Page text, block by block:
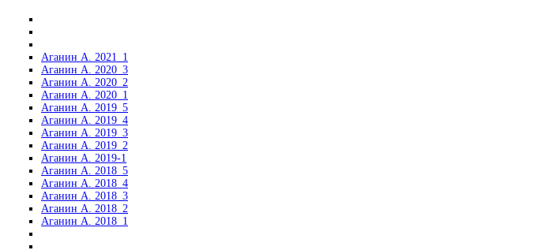
Аганин А. 2021_1
Аганин А. 2020_3
Аганин А. 2020_2
Аганин А. 2020_1
Аганин А. 2019_5
Аганин А. 2019_4
Аганин А. 2019_3
Аганин А. 2019_2
Аганин А. 2019-1
Аганин А. 2018_5
Аганин А. 2018_4
Аганин А. 2018_3
Аганин А. 2018_2
Аганин А. 2018_1